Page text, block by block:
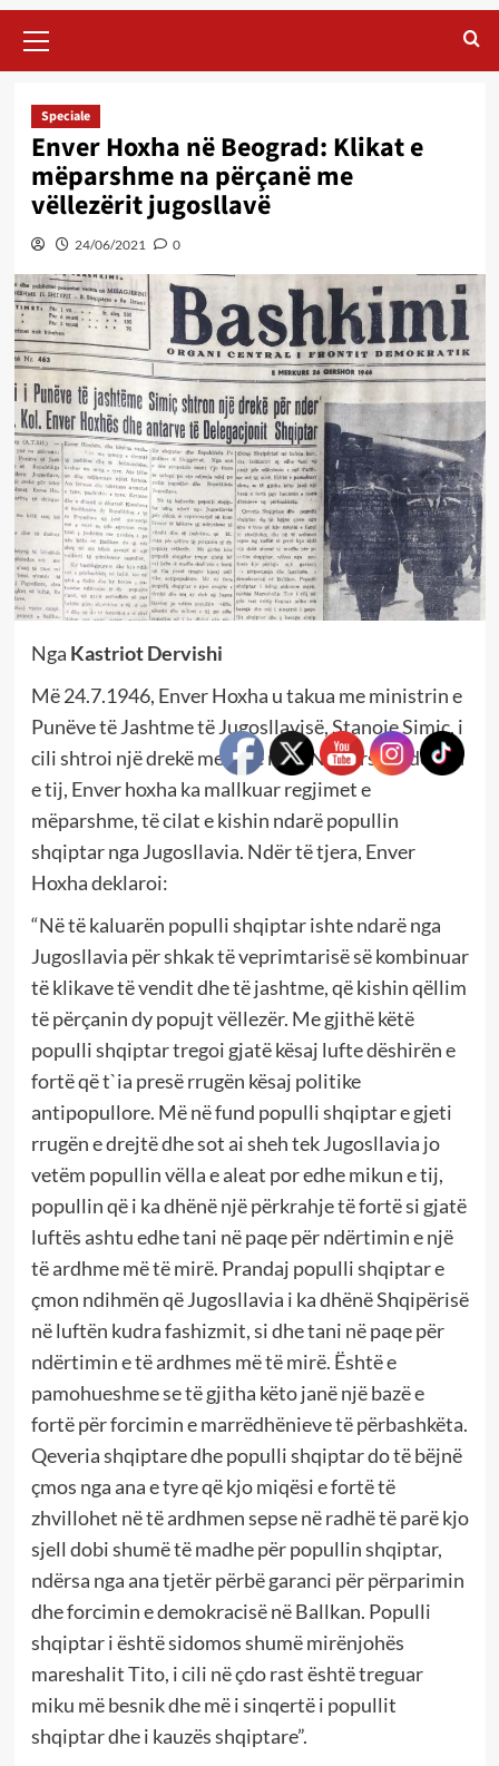
Menu
Speciale
Enver Hoxha në Beograd: Klikat e
mëparshme na përçanë me
vëllezërit jugosllavë
24/06/2021 0
Nga Kastriot Dervishi
Më 24.7.1946, Enver Hoxha u takua me ministrin e
Punëve të Jashtme të Jugosllavisë, Stanoje Simiç, i
cili shtroi një drekë me këtë rast. Në përshëndetjen
e tij, Enver hoxha ka mallkuar regjimet e
mëparshme, të cilat e kishin ndarë popullin
shqiptar nga Jugosllavia. Ndër të tjera, Enver
Hoxha deklaroi:
“Në të kaluarën populli shqiptar ishte ndarë nga
Jugosllavia për shkak të veprimtarisë së kombinuar
të klikave të vendit dhe të jashtme, që kishin qëllim
të përçanin dy popujt vëllezër. Me gjithë këtë
populli shqiptar tregoi gjatë kësaj lufte dëshirën e
fortë që t`ia presë rrugën kësaj politike
antipopullore. Më në fund populli shqiptar e gjeti
rrugën e drejtë dhe sot ai sheh tek Jugosllavia jo
vetëm popullin vëlla e aleat por edhe mikun e tij,
popullin që i ka dhënë një përkrahje të fortë si gjatë
luftës ashtu edhe tani në paqe për ndërtimin e një
të ardhme më të mirë. Prandaj populli shqiptar e
çmon ndihmën që Jugosllavia i ka dhënë Shqipërisë
në luftën kudra fashizmit, si dhe tani në paqe për
ndërtimin e të ardhmes më të mirë. Është e
pamohueshme se të gjitha këto janë një bazë e
fortë për forcimin e marrëdhënieve të përbashkëta.
Qeveria shqiptare dhe populli shqiptar do të bëjnë
çmos nga ana e tyre që kjo miqësi e fortë të
zhvillohet në të ardhmen sepse në radhë të parë kjo
sjell dobi shumë të madhe për popullin shqiptar,
ndërsa nga ana tjetër përbë garanci për përparimin
dhe forcimin e demokracisë në Ballkan. Populli
shqiptar i është sidomos shumë mirënjohës
mareshalit Tito, i cili në çdo rast është treguar
miku më besnik dhe më i sinqertë i popullit
shqiptar dhe i kauzës shqiptare”.